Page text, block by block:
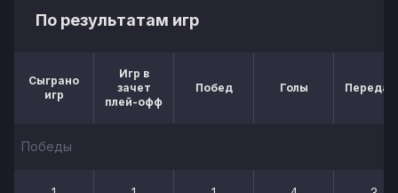
По результатам игр
Сыграно
игр
Игр в
зачет
плей-офф
Побед Голы
Победы